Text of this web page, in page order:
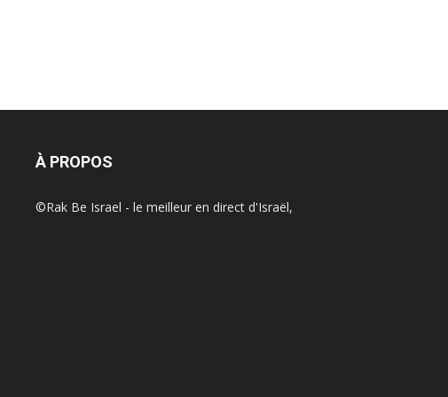
À PROPOS
©Rak Be Israel - le meilleur en direct d'Israël,